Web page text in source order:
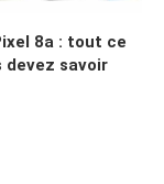
8a : tout ce
devez savoir